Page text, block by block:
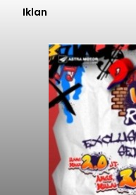
Iklan